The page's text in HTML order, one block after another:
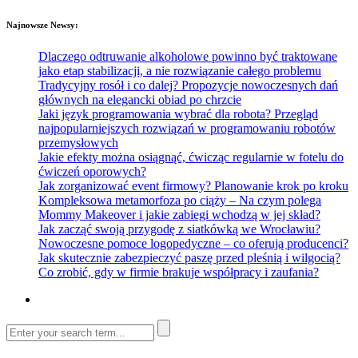
Najnowsze Newsy:
Dlaczego odtruwanie alkoholowe powinno być traktowane
jako etap stabilizacji, a nie rozwiązanie całego problemu
Tradycyjny rosół i co dalej? Propozycje nowoczesnych dań
głównych na elegancki obiad po chrzcie
Jaki język programowania wybrać dla robota? Przegląd
najpopularniejszych rozwiązań w programowaniu robotów
przemysłowych
Jakie efekty można osiągnąć, ćwicząc regularnie w fotelu do
ćwiczeń oporowych?
Jak zorganizować event firmowy? Planowanie krok po kroku
Kompleksowa metamorfoza po ciąży – Na czym polega
Mommy Makeover i jakie zabiegi wchodzą w jej skład?
Jak zacząć swoją przygodę z siatkówką we Wrocławiu?
Nowoczesne pomoce logopedyczne – co oferują producenci?
Jak skutecznie zabezpieczyć paszę przed pleśnią i wilgocią?
Co zrobić, gdy w firmie brakuje współpracy i zaufania?